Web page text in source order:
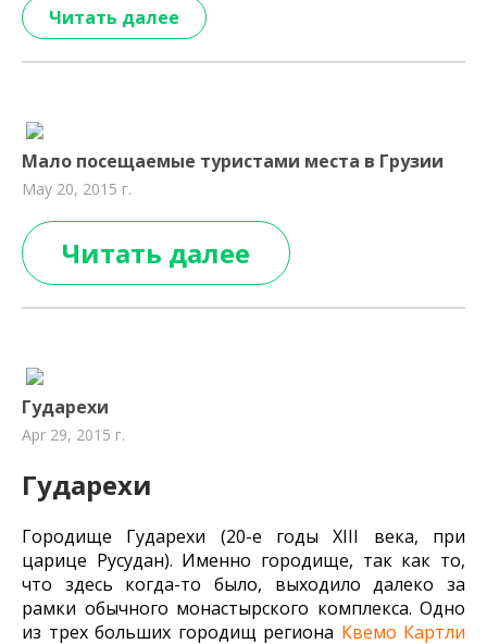
Читать далее
Мало посещаемые туристами места в Грузии
May 20, 2015 г.
Читать далее
Гударехи
Apr 29, 2015 г.
Гударехи
Городище Гударехи (20-е годы XIII века, при
царице Русудан). Именно городище, так как то,
что здесь когда-то было, выходило далеко за
рамки обычного монастырского комплекса. Одно
из трех больших городищ региона Квемо Картли